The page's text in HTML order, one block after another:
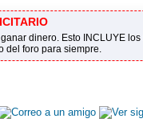
dinero. Esto INCLUYE
del foro para siempre.